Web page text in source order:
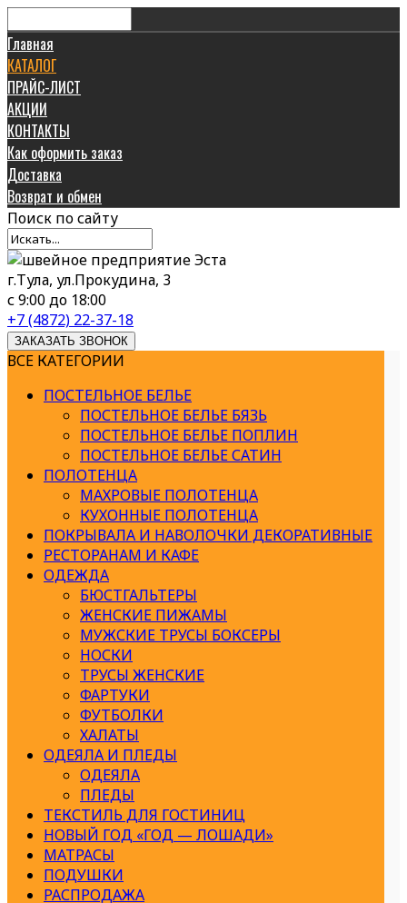
Главная
КАТАЛОГ
ПРАЙС-ЛИСТ
АКЦИИ
КОНТАКТЫ
Как оформить заказ
Доставка
Возврат и обмен
Поиск по сайту
г.Тула, ул.Прокудина, 3
с 9:00 до 18:00
+7 (4872) 22-37-18
ЗАКАЗАТЬ ЗВОНОК
ВСЕ КАТЕГОРИИ
ПОСТЕЛЬНОЕ БЕЛЬЕ
ПОСТЕЛЬНОЕ БЕЛЬЕ БЯЗЬ
ПОСТЕЛЬНОЕ БЕЛЬЕ ПОПЛИН
ПОСТЕЛЬНОЕ БЕЛЬЕ САТИН
ПОЛОТЕНЦА
МАХРОВЫЕ ПОЛОТЕНЦА
КУХОННЫЕ ПОЛОТЕНЦА
ПОКРЫВАЛА И НАВОЛОЧКИ ДЕКОРАТИВНЫЕ
РЕСТОРАНАМ И КАФЕ
ОДЕЖДА
БЮСТГАЛЬТЕРЫ
ЖЕНСКИЕ ПИЖАМЫ
МУЖСКИЕ ТРУСЫ БОКСЕРЫ
НОСКИ
ТРУСЫ ЖЕНСКИЕ
ФАРТУКИ
ФУТБОЛКИ
ХАЛАТЫ
ОДЕЯЛА И ПЛЕДЫ
ОДЕЯЛА
ПЛЕДЫ
ТЕКСТИЛЬ ДЛЯ ГОСТИНИЦ
НОВЫЙ ГОД «ГОД — ЛОШАДИ»
МАТРАСЫ
ПОДУШКИ
РАСПРОДАЖА